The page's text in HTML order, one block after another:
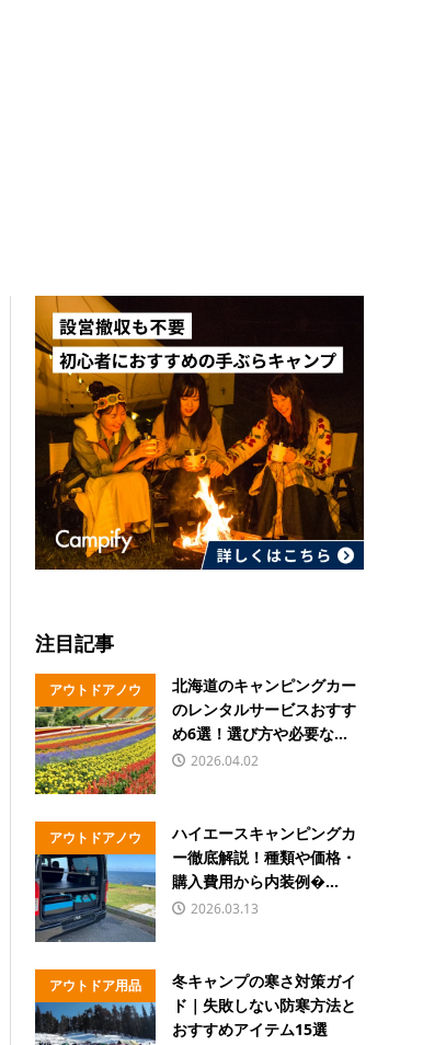
注目記事
アウトドアノウ
ハウ
北海道のキャンピングカー
のレンタルサービスおすす
め6選！選び方や必要な...
2026.04.02
アウトドアノウ
ハウ
ハイエースキャンピングカ
ー徹底解説！種類や価格・
購入費用から内装例�...
2026.03.13
アウトドア用品
冬キャンプの寒さ対策ガイ
ド｜失敗しない防寒方法と
おすすめアイテム15選